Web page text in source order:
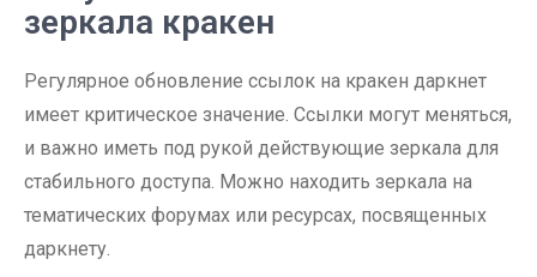
зеркала кракен
Регулярное обновление ссылок на кракен даркнет
имеет критическое значение. Ссылки могут меняться,
и важно иметь под рукой действующие зеркала для
стабильного доступа. Можно находить зеркала на
тематических форумах или ресурсах, посвященных
даркнету.